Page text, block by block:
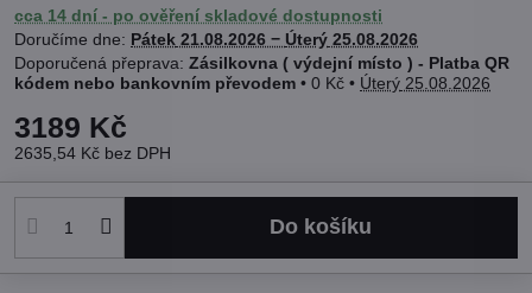
cca 14 dní - po ověření skladové dostupnosti
Doručíme dne: Pátek 21.08.2026 − Úterý 25.08.2026
Zásilkovna ( výdejní místo ) - Platba QR
kódem nebo bankovním převodem • 0 Kč • Úterý 25.08.2026
3189 Kč
2635,54 Kč bez DPH
Do košíku